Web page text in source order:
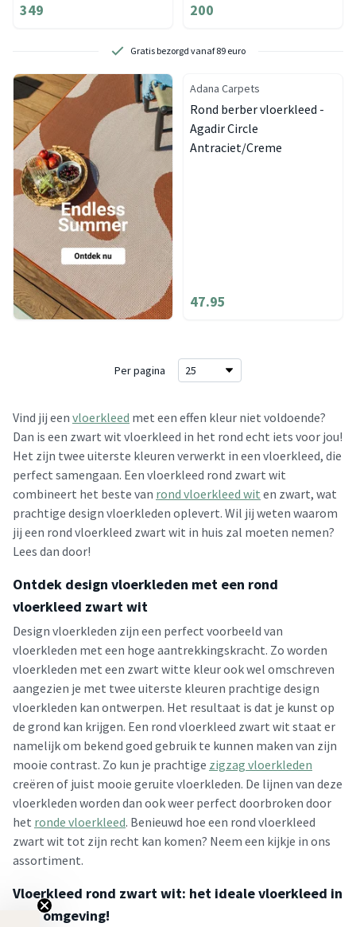
349 200
Gratis bezorgd vanaf 89 euro
Adana Carpets
Rond berber vloerkleed -
Agadir Circle
Antraciet/Creme
47.95
Per pagina
Vind jij een vloerkleed met een effen kleur niet voldoende?
Dan is een zwart wit vloerkleed in het rond echt iets voor jou!
Het zijn twee uiterste kleuren verwerkt in een vloerkleed, die
perfect samengaan. Een vloerkleed rond zwart wit
combineert het beste van rond vloerkleed wit en zwart, wat
prachtige design vloerkleden oplevert. Wil jij weten waarom
jij een rond vloerkleed zwart wit in huis zal moeten nemen?
Lees dan door!
Ontdek design vloerkleden met een rond
vloerkleed zwart wit
Design vloerkleden zijn een perfect voorbeeld van
vloerkleden met een hoge aantrekkingskracht. Zo worden
vloerkleden met een zwart witte kleur ook wel omschreven
aangezien je met twee uiterste kleuren prachtige design
vloerkleden kan ontwerpen. Het resultaat is dat je kunst op
de grond kan krijgen. Een rond vloerkleed zwart wit staat er
namelijk om bekend goed gebruik te kunnen maken van zijn
mooie contrast. Zo kun je prachtige zigzag vloerkleden
creëren of juist mooie geruite vloerkleden. De lijnen van deze
vloerkleden worden dan ook weer perfect doorbroken door
het ronde vloerkleed. Benieuwd hoe een rond vloerkleed
zwart wit tot zijn recht kan komen? Neem een kijkje in ons
assortiment.
Vloerkleed rond zwart wit: het ideale vloerkleed in
elke omgeving!